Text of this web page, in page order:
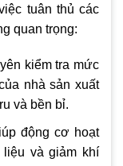
tuân thủ các
quan trọng:
kiểm tra mức
nhà sản xuất
và bền bỉ.
động cơ hoạt
và giảm khí